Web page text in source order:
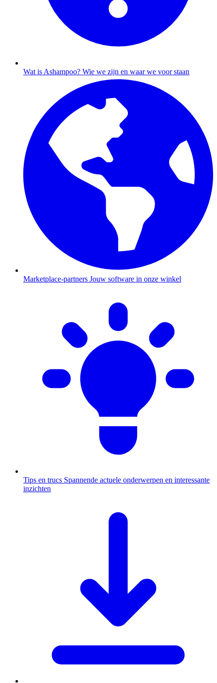
Wat is Ashampoo? Wie we zijn en waar we voor staan
Marketplace-partners Jouw software in onze winkel
Tips en trucs Spannende actuele onderwerpen en interessante
inzichten